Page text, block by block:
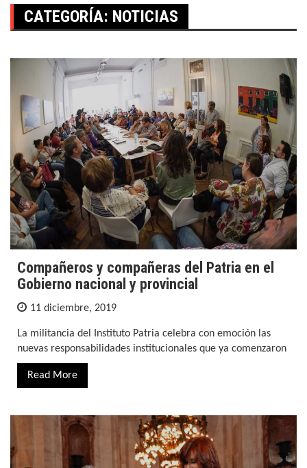
CATEGORÍA: NOTICIAS
Compañeros y compañeras del Patria en el
Gobierno nacional y provincial
11 diciembre, 2019
La militancia del Instituto Patria celebra con emoción las
nuevas responsabilidades institucionales que ya comenzaron
Read More